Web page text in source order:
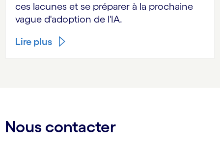
ces lacunes et se préparer à la prochaine
vague d'adoption de l'IA.
Lire plus
Nous contacter